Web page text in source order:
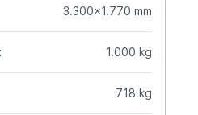
3.300x1.770 mm
1.000 kg
718 kg